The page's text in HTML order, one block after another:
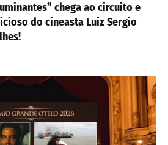
chega ao circuito e
do cineasta Luiz Sergio